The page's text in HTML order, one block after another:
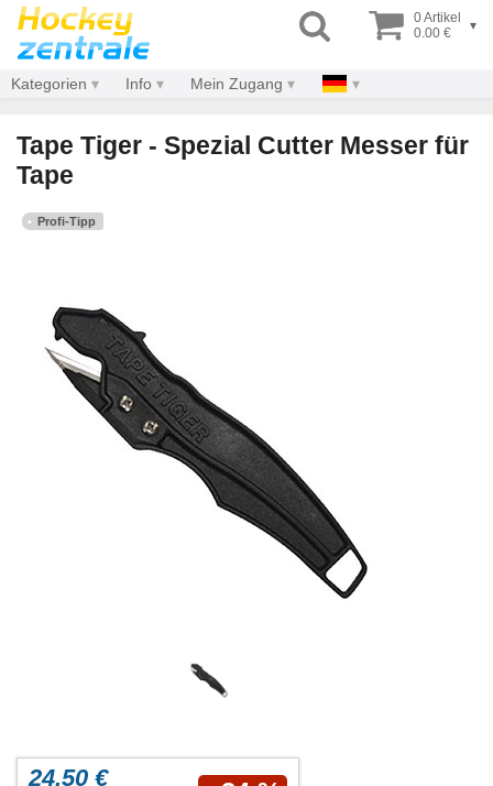
0 Artikel
0.00 €
▾
Kategorien Info Mein Zugang
Tape Tiger - Spezial Cutter Messer für
Tape
Profi-Tipp
24.50 €